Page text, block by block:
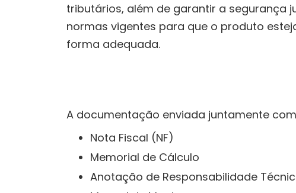
tributários, além de garantir a segurança
normas vigentes para que o produto
forma adequada.
A documentação enviada juntamente
Nota Fiscal (NF)
Memorial de Cálculo
Anotação de Responsabilidade